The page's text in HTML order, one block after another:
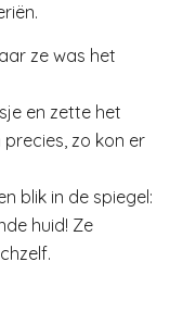
ze was het
en zette het
zo kon er
blik in de spiegel:
huid! Ze